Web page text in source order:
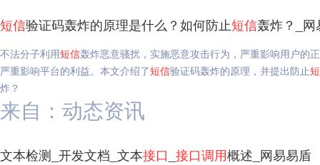
短信验证码轰炸的原理是什么？如何防止短信轰炸？_网
不法分子利用短信轰炸恶意骚扰，实施恶意攻击行为，严重影响用户的
严重影响平台的利益。本文介绍了短信验证码轰炸的原理，并提出防止
炸？
来自：动态资讯
文本检测_开发文档_文本接口 接口调用概述_网易易盾